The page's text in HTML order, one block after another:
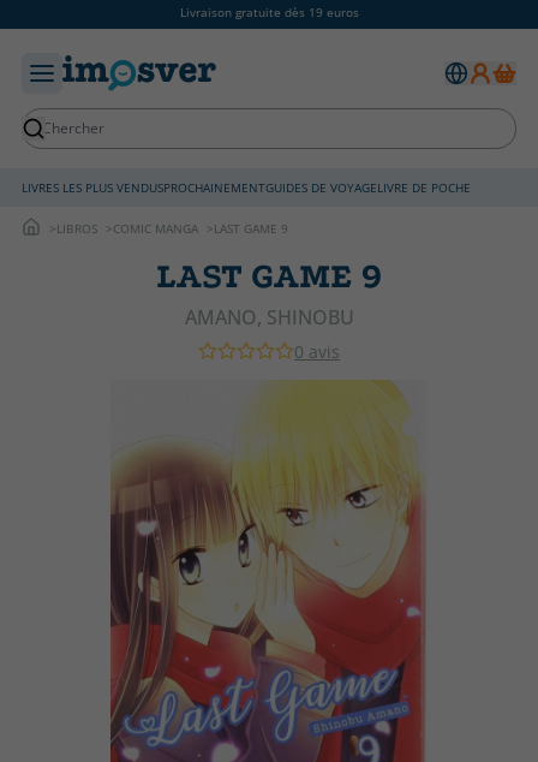
Livraison gratuite dès 19 euros
LIVRES LES PLUS VENDUSPROCHAINEMENTGUIDES DE VOYAGELIVRE DE POCHE
LIBROS COMIC MANGA LAST GAME 9
LAST GAME 9
AMANO, SHINOBU
0 avis